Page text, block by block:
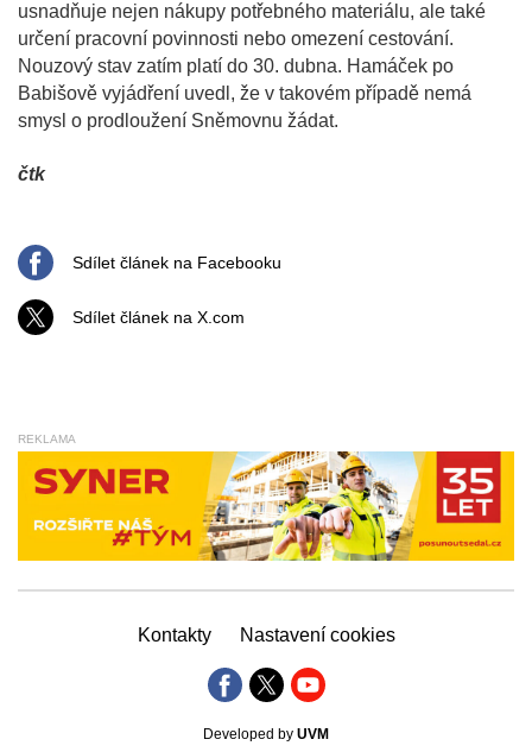
usnadňuje nejen nákupy potřebného materiálu, ale také
určení pracovní povinnosti nebo omezení cestování.
Nouzový stav zatím platí do 30. dubna. Hamáček po
Babišově vyjádření uvedl, že v takovém případě nemá
smysl o prodloužení Sněmovnu žádat.
čtk
Sdílet článek na Facebooku
Sdílet článek na X.com
REKLAMA
Kontakty Nastavení cookies
Developed by UVM